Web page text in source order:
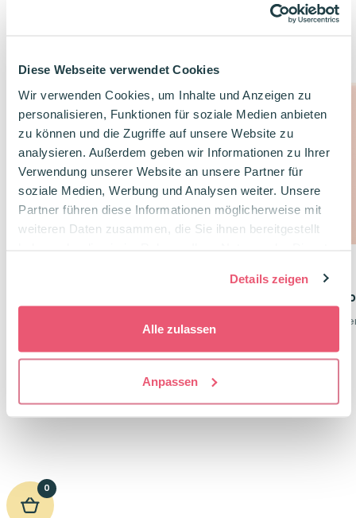
Diese Webseite verwendet Cookies
Wir verwenden Cookies, um Inhalte und Anzeigen zu
personalisieren, Funktionen für soziale Medien anbieten
zu können und die Zugriffe auf unsere Website zu
analysieren. Außerdem geben wir Informationen zu Ihrer
Verwendung unserer Website an unsere Partner für
soziale Medien, Werbung und Analysen weiter. Unsere
Partner führen diese Informationen möglicherweise mit
weiteren Daten zusammen, die Sie ihnen bereitgestellt
Details zeigen
Alle zulassen
Anpassen
6 Päckchen A6 Pastellkarten
extra stabil
Ursprünglicher
war:
23,70€
Aktueller
ist:
18,96€.
Oxford Mappe mit
Klarsichthüllen A5
ideal für A5
0